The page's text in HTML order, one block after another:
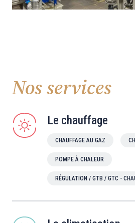
Nos services
Le chauffage
CHAUFFAGE AU GAZ
POMPE À CHALEUR
RÉGULATION / GTB / GTC -